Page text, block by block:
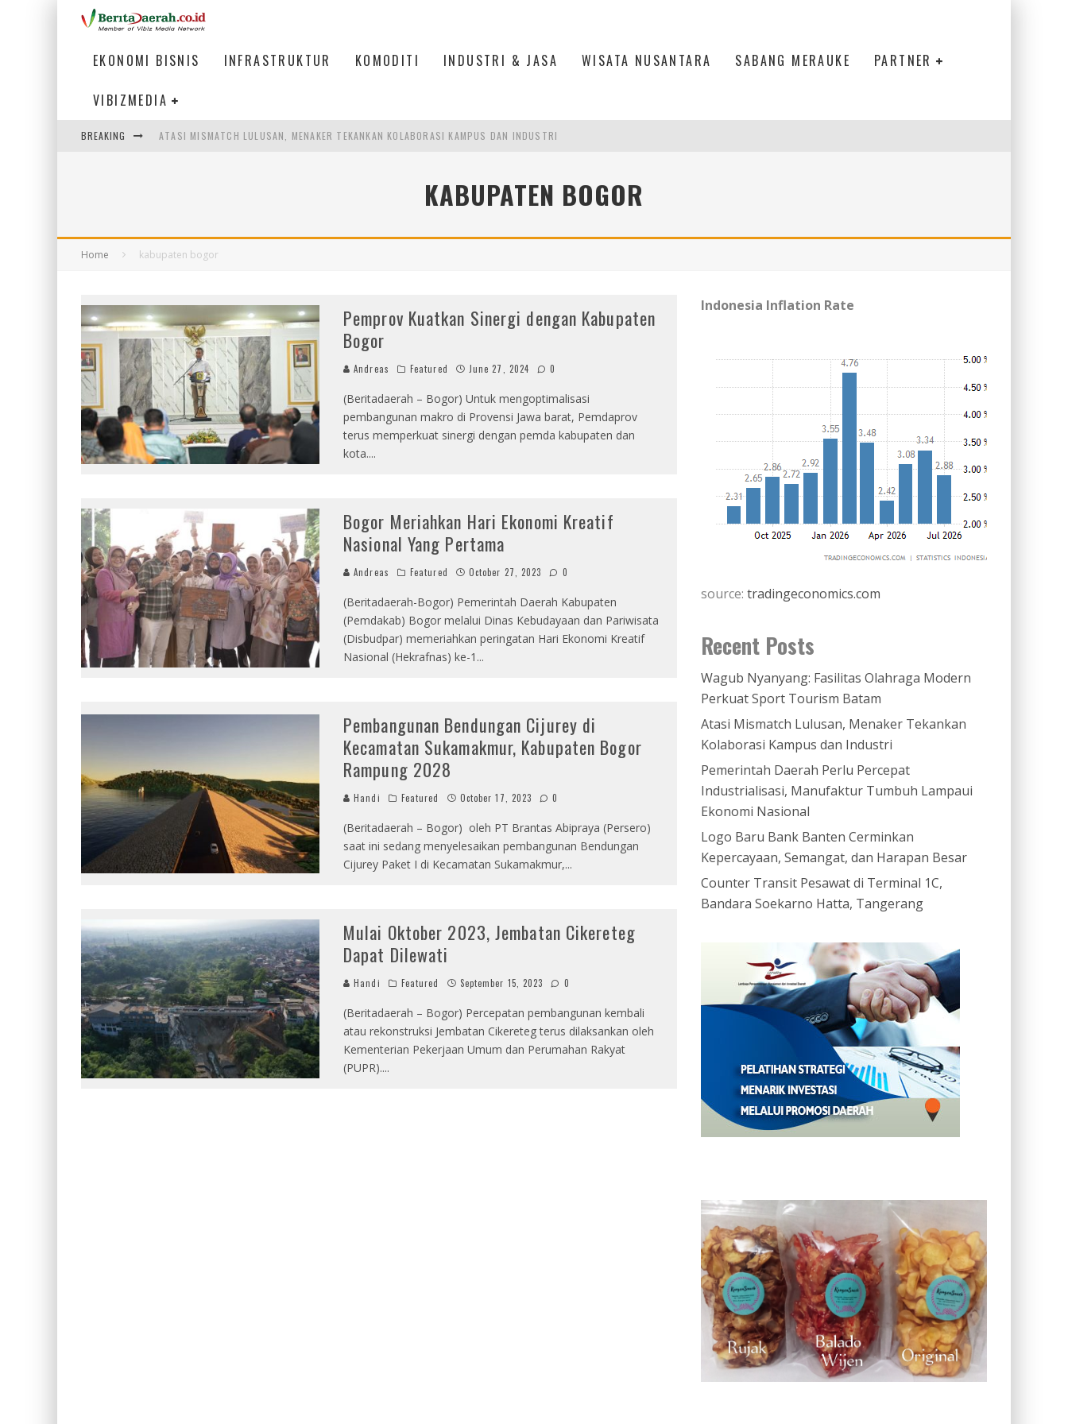
EKONOMI BISNIS INFRASTRUKTUR KOMODITI INDUSTRI & JASA WISATA NUSANTARA SABANG MERAUKE PARTNER
VIBIZMEDIA
BREAKING ATASI MISMATCH LULUSAN, MENAKER TEKANKAN KOLABORASI KAMPUS DAN INDUSTRI
LOGO BARU BANK BANTEN CERMINKAN KEPERCAYAAN, SEMANGAT, DAN HARAPAN BESAR
KABUPATEN BOGOR
Home kabupaten bogor
Pemprov Kuatkan Sinergi dengan Kabupaten
Bogor
Andreas Featured June 27, 2024 0
(Beritadaerah – Bogor) Untuk mengoptimalisasi
pembangunan makro di Provensi Jawa barat, Pemdaprov
terus memperkuat sinergi dengan pemda kabupaten dan
kota....
Bogor Meriahkan Hari Ekonomi Kreatif
Nasional Yang Pertama
Andreas Featured October 27, 2023 0
(Beritadaerah-Bogor) Pemerintah Daerah Kabupaten
(Pemdakab) Bogor melalui Dinas Kebudayaan dan Pariwisata
(Disbudpar) memeriahkan peringatan Hari Ekonomi Kreatif
Nasional (Hekrafnas) ke-1 ...
Pembangunan Bendungan Cijurey di
Kecamatan Sukamakmur, Kabupaten Bogor
Rampung 2028
Handi Featured October 17, 2023 0
(Beritadaerah – Bogor) oleh PT Brantas Abipraya (Persero)
saat ini sedang menyelesaikan pembangunan Bendungan
Cijurey Paket I di Kecamatan Sukamakmur,...
Mulai Oktober 2023, Jembatan Cikereteg
Dapat Dilewati
Handi Featured September 15, 2023 0
(Beritadaerah – Bogor) Percepatan pembangunan kembali
atau rekonstruksi Jembatan Cikereteg terus dilaksankan oleh
Kementerian Pekerjaan Umum dan Perumahan Rakyat
(PUPR)....
Indonesia Inflation Rate
source: tradingeconomics.com
Recent Posts
Wagub Nyanyang: Fasilitas Olahraga Modern
Perkuat Sport Tourism Batam
Atasi Mismatch Lulusan, Menaker Tekankan
Kolaborasi Kampus dan Industri
Pemerintah Daerah Perlu Percepat
Industrialisasi, Manufaktur Tumbuh Lampaui
Ekonomi Nasional
Logo Baru Bank Banten Cerminkan
Kepercayaan, Semangat, dan Harapan Besar
Counter Transit Pesawat di Terminal 1C,
Bandara Soekarno Hatta, Tangerang